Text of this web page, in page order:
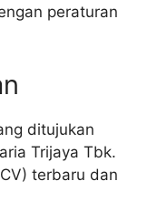
peraturan
ditujukan
Trijaya Tbk.
terbaru dan